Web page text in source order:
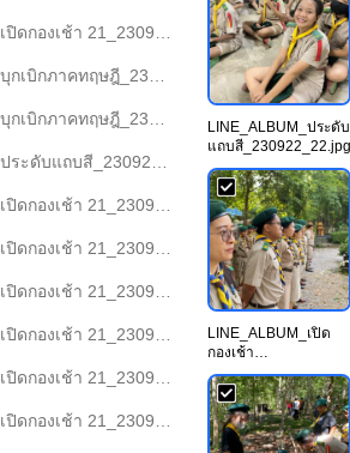
LINE_ALBUM_ประดับ
แถบสี_230922_22.jpg
LINE_ALBUM_เปิด
กองเช้า
21_230922_11.jpg